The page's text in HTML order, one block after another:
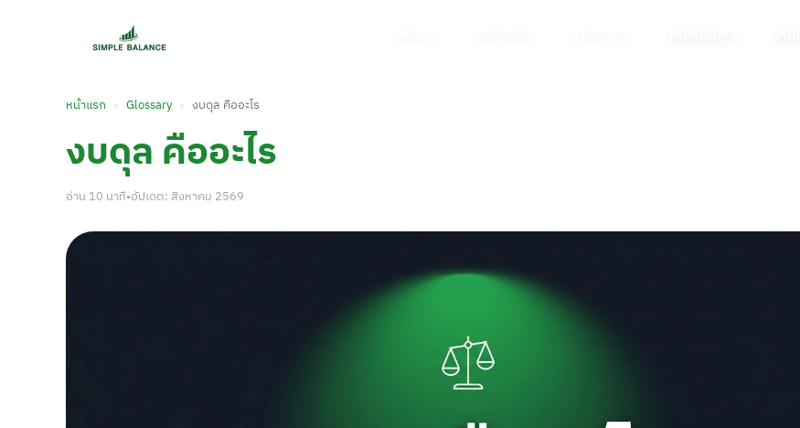
หน้าแรก › Glossary › งบดุล คืออะไร
งบดุล คืออะไร
อ่าน 10 นาที•อัปเดต: สิงหาคม 2569